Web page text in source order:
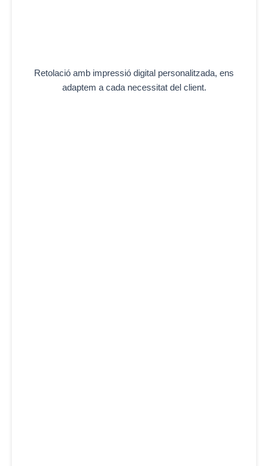
Retolació amb impressió digital personalitzada, ens
adaptem a cada necessitat del client.